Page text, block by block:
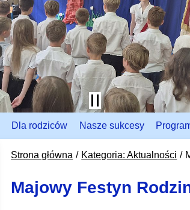
Dla rodziców Nasze sukcesy
Strona główna Kategoria: Aktualności
Majowy Festyn